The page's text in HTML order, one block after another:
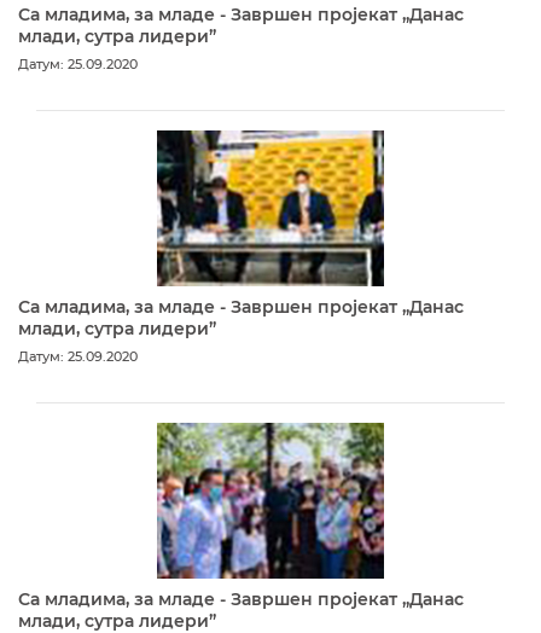
Са младима, за младе - Завршен пројекат „Данас
млади, сутра лидери”
Датум: 25.09.2020
Са младима, за младе - Завршен пројекат „Данас
млади, сутра лидери”
Датум: 25.09.2020
Са младима, за младе - Завршен пројекат „Данас
млади, сутра лидери”